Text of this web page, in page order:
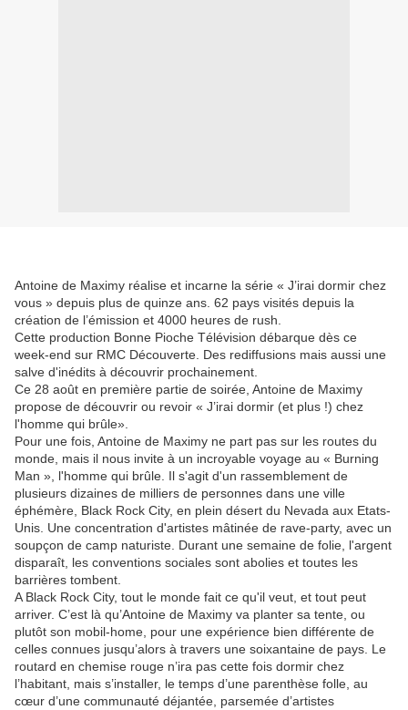
Antoine de Maximy réalise et incarne la série « J’irai dormir chez
vous » depuis plus de quinze ans. 62 pays visités depuis la
création de l’émission et 4000 heures de rush.
Cette production Bonne Pioche Télévision débarque dès ce
week-end sur RMC Découverte. Des rediffusions mais aussi une
salve d'inédits à découvrir prochainement.
Ce 28 août en première partie de soirée, Antoine de Maximy
propose de découvrir ou revoir « J’irai dormir (et plus !) chez
l'homme qui brûle».
Pour une fois, Antoine de Maximy ne part pas sur les routes du
monde, mais il nous invite à un incroyable voyage au « Burning
Man », l'homme qui brûle. Il s'agit d'un rassemblement de
plusieurs dizaines de milliers de personnes dans une ville
éphémère, Black Rock City, en plein désert du Nevada aux Etats-
Unis. Une concentration d'artistes mâtinée de rave-party, avec un
soupçon de camp naturiste. Durant une semaine de folie, l'argent
disparaît, les conventions sociales sont abolies et toutes les
barrières tombent.
A Black Rock City, tout le monde fait ce qu'il veut, et tout peut
arriver. C’est là qu’Antoine de Maximy va planter sa tente, ou
plutôt son mobil-home, pour une expérience bien différente de
celles connues jusqu’alors à travers une soixantaine de pays. Le
routard en chemise rouge n’ira pas cette fois dormir chez
l’habitant, mais s’installer, le temps d’une parenthèse folle, au
cœur d’une communauté déjantée, parsemée d’artistes